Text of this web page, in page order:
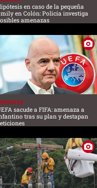
en caso de la pequeña
en Colón: Policía investiga
amenazas
sacude a FIFA: amenaza a
tras su plan y destapan